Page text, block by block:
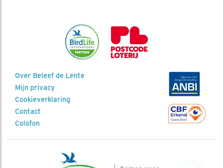
Over Beleef de Lente
Mijn privacy
Cookieverklaring
Contact
Colofon